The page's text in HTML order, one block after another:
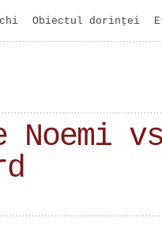
Obiectul dorinței
Noemi